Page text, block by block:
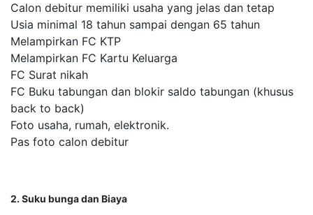
Calon debitur memiliki usaha yang jelas dan tetap
Usia minimal 18 tahun sampai dengan 65 tahun
Melampirkan FC KTP
Melampirkan FC Kartu Keluarga
FC Surat nikah
FC Buku tabungan dan blokir saldo tabungan (khusus
back to back)
Foto usaha, rumah, elektronik.
Pas foto calon debitur
2. Suku bunga dan Biaya